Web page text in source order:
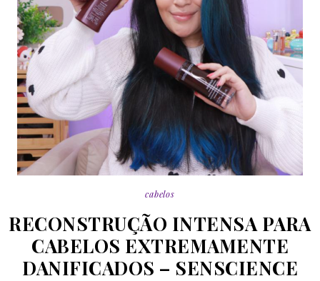
cabelos
RECONSTRUÇÃO INTENSA PARA
CABELOS EXTREMAMENTE
DANIFICADOS – SENSCIENCE